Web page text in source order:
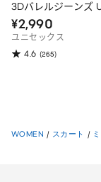
3Dバレルジーンズ
¥2,990
ユニセックス
4.6 (265)
WOMEN / スカート /